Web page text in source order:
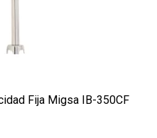
Fija Migsa IB-350CF